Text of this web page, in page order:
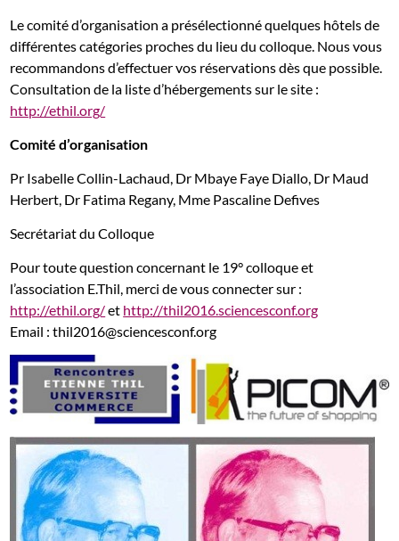
Le comité d’organisation a présélectionné quelques hôtels de
différentes catégories proches du lieu du colloque. Nous vous
recommandons d’effectuer vos réservations dès que possible.
Consultation de la liste d’hébergements sur le site :
http://ethil.org/
Comité d’organisation
Pr Isabelle Collin-Lachaud, Dr Mbaye Faye Diallo, Dr Maud
Herbert, Dr Fatima Regany, Mme Pascaline Defives
Secrétariat du Colloque
Pour toute question concernant le 19° colloque et
l’association E.Thil, merci de vous connecter sur :
http://ethil.org/et http://thil2016.sciencesconf.org
Email : thil2016@sciencesconf.org